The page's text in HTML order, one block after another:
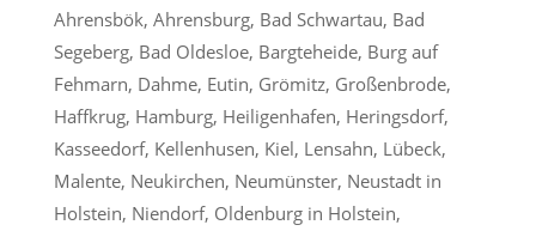
Ahrensbök, Ahrensburg, Bad Schwartau, Bad
Segeberg, Bad Oldesloe, Bargteheide, Burg auf
Fehmarn, Dahme, Eutin, Grömitz, Großenbrode,
Haffkrug, Hamburg, Heiligenhafen, Heringsdorf,
Kasseedorf, Kellenhusen, Kiel, Lensahn, Lübeck,
Malente, Neukirchen, Neumünster, Neustadt in
Holstein, Niendorf, Oldenburg in Holstein,